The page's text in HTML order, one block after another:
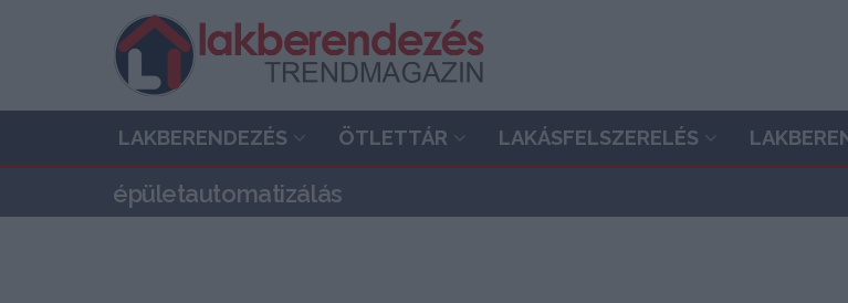
LAKBERENDEZÉS ÖTLETTÁR LAKÁSFELSZERELÉS
épületautomatizálás